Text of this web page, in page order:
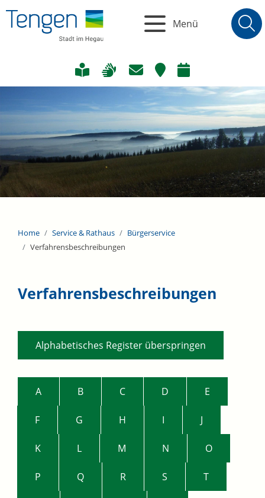
Menü
Home Service & Rathaus
Bürgerservice
Verfahrensbeschreibungen
Verfahrensbeschreibungen
Alphabetisches Register überspringen
A B C D E
F G H I J
K L M N O
P Q R S T